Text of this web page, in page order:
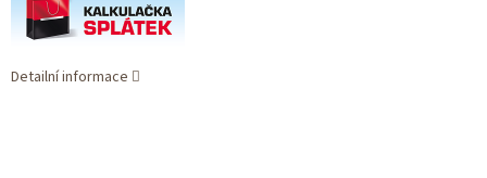
Detailní informace